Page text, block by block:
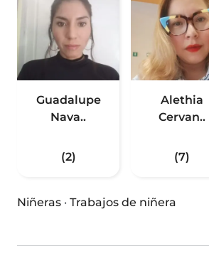
Guadalupe
Nava..
(2)
Alethia
Cervan..
(7)
Niñeras · Trabajos de niñera